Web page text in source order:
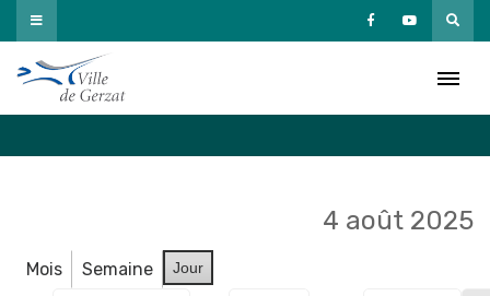
Passer
au
contenu
4 août 2025
Mois Semaine Jour